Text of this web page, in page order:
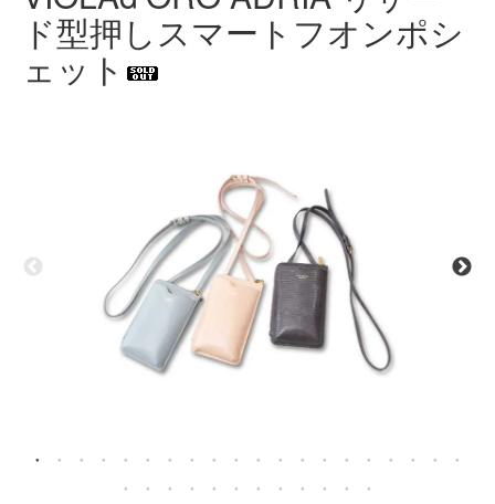
ド型押しスマートフオンポシ
ェット